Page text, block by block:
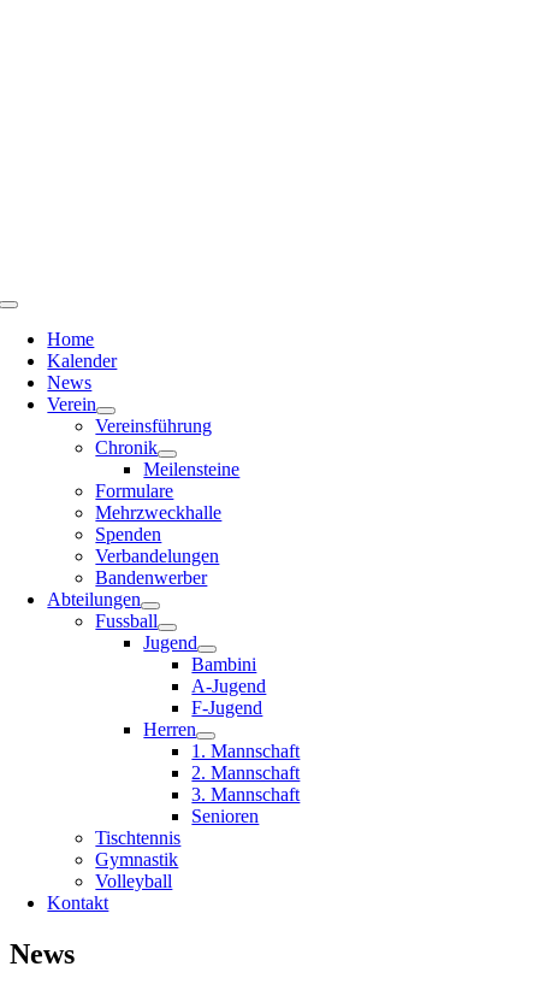
Toggle
NavigationHome
Kalender
News
Verein
Vereinsführung
Chronik
Meilensteine
Formulare
Mehrzweckhalle
Spenden
Verbandelungen
Bandenwerber
Abteilungen
Fussball
Jugend
Bambini
A-Jugend
F-Jugend
Herren
1. Mannschaft
2. Mannschaft
3. Mannschaft
Senioren
Tischtennis
Gymnastik
Volleyball
Kontakt
News